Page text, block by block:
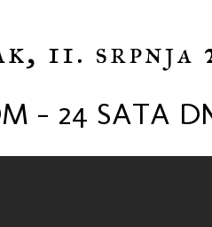
11. srpnja
- 24 SATA